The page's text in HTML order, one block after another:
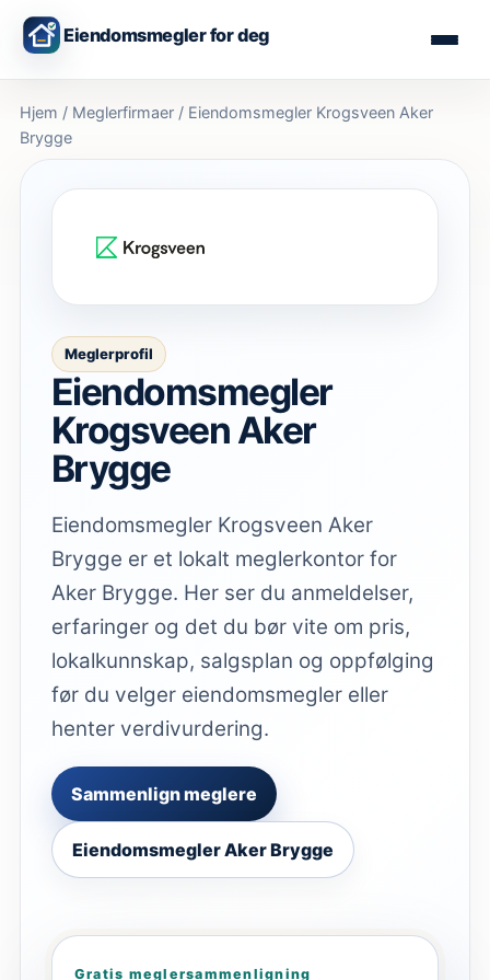
Eiendomsmegler for deg
Hjem / Meglerfirmaer / Eiendomsmegler Krogsveen Aker
Brygge
Meglerprofil
Eiendomsmegler
Krogsveen Aker
Brygge
Eiendomsmegler Krogsveen Aker
Brygge er et lokalt meglerkontor for
Aker Brygge. Her ser du anmeldelser,
erfaringer og det du bør vite om pris,
lokalkunnskap, salgsplan og oppfølging
før du velger eiendomsmegler eller
henter verdivurdering.
Sammenlign meglere
Eiendomsmegler Aker Brygge
Gratis meglersammenligning